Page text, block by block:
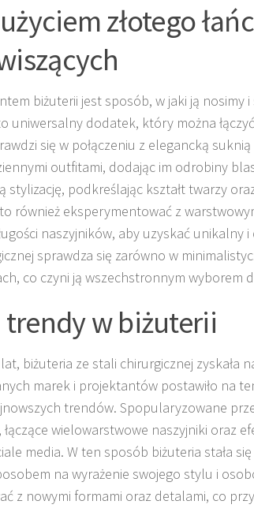
złotego
biżuterii jest sposób, w jaki ją nosimy i
uniwersalny dodatek, który można
się w połączeniu z elegancką
outfitami, dodając im odrobiny
stylizację, podkreślając kształt twarzy
również eksperymentować z
naszyjników, aby uzyskać unikalny
sprawdza się zarówno w
co czyni ją wszechstronnym wyborem
trendy w biżuterii
biżuteria ze stali chirurgicznej zyskała
marek i projektantów postawiło na
trendów. Spopularyzowane
wielowarstwowe naszyjniki oraz
media. W ten sposób biżuteria stała
na wyrażenie swojego stylu i
z nowymi formami oraz detalami, co